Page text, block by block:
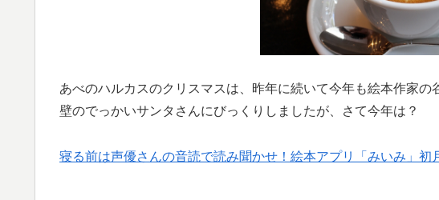
あべのハルカスのクリスマスは、昨年に続いて今年も絵本作家
壁のでっかいサンタさんにびっくりしましたが、さて今年は？
寝る前は声優さんの音読で読み聞かせ！絵本アプリ「みいみ」初